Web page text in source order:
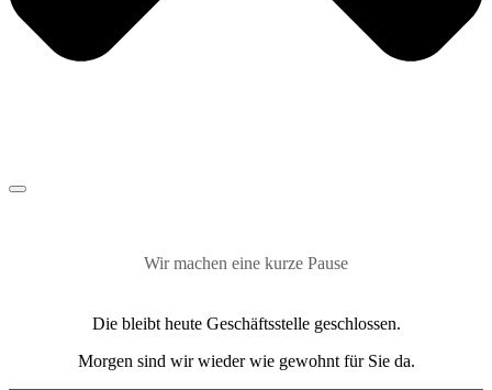
Wir machen eine kurze Pause
Die bleibt heute Geschäftsstelle geschlossen.
Morgen sind wir wieder wie gewohnt für Sie da.